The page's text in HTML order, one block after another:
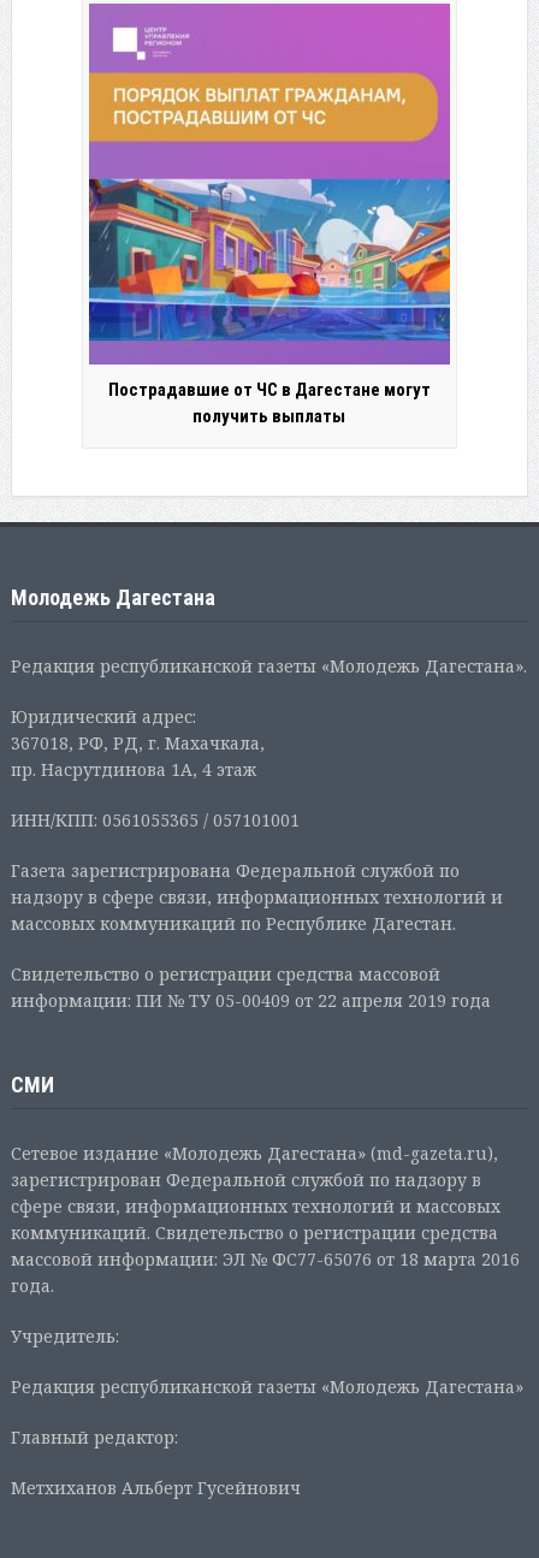
Пострадавшие от ЧС в Дагестане могут
получить выплаты
Молодежь Дагестана
Редакция республиканской газеты «Молодежь Дагестана».
Юридический адрес:
367018, РФ, РД, г. Махачкала,
пр. Насрутдинова 1А, 4 этаж
ИНН/КПП: 0561055365 / 057101001
Газета зарегистрирована Федеральной службой по
надзору в сфере связи, информационных технологий и
массовых коммуникаций по Республике Дагестан.
Свидетельство о регистрации средства массовой
информации: ПИ № ТУ 05-00409 от 22 апреля 2019 года
СМИ
Сетевое издание «Молодежь Дагестана» (md-gazeta.ru),
зарегистрирован Федеральной службой по надзору в
сфере связи, информационных технологий и массовых
коммуникаций. Свидетельство о регистрации средства
массовой информации: ЭЛ № ФС77-65076 от 18 марта 2016
года.
Учредитель:
Редакция республиканской газеты «Молодежь Дагестана»
Главный редактор:
Метхиханов Альберт Гусейнович